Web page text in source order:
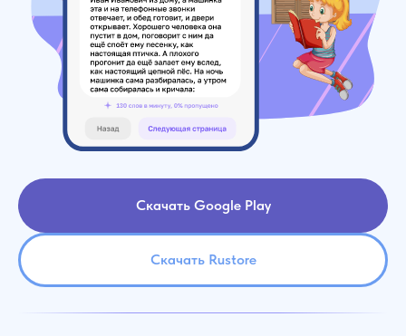
Скачать Google Play
Скачать Rustore